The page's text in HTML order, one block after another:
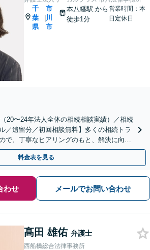
千
葉
県
|
市
川
市
本八幡駅 から
徒歩1分
営業時間：本
日定休日
20〜24年法人全体の相続相談実績）／相続
／遺留分／初回相談無料】多くの相続トラ
で、丁寧なヒアリングのもと、解決に向け
たします。
料金表を見る
わせ メールでお問い合わせ
髙田 雄佑 弁護士
西船橋総合法律事務所